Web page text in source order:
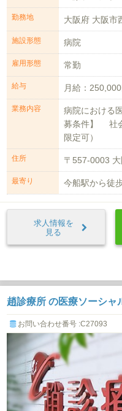
勤務地 大阪府 大阪市
施設形態 病院
雇用形態 常勤
給与 月給：
業務内容
病院における
募条件】 社
限定可）
住所 〒557-0003
最寄り
求人情報を
見る
趙診療所 の医療ソーシャ
お問い合わせ番号 :C27093